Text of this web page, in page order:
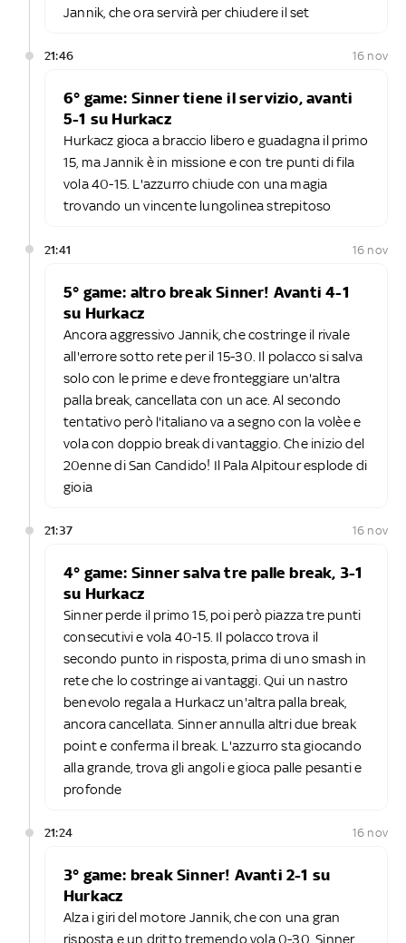
Jannik, che ora servirà per chiudere il set
21:46 16 nov
6° game: Sinner tiene il servizio, avanti
5-1 su Hurkacz
Hurkacz gioca a braccio libero e guadagna il primo
15, ma Jannik è in missione e con tre punti di fila
vola 40-15. L'azzurro chiude con una magia
trovando un vincente lungolinea strepitoso
21:41 16 nov
5° game: altro break Sinner! Avanti 4-1
su Hurkacz
Ancora aggressivo Jannik, che costringe il rivale
all'errore sotto rete per il 15-30. Il polacco si salva
solo con le prime e deve fronteggiare un'altra
palla break, cancellata con un ace. Al secondo
tentativo però l'italiano va a segno con la volèe e
vola con doppio break di vantaggio. Che inizio del
20enne di San Candido! Il Pala Alpitour esplode di
gioia
21:37 16 nov
4° game: Sinner salva tre palle break, 3-1
su Hurkacz
Sinner perde il primo 15, poi però piazza tre punti
consecutivi e vola 40-15. Il polacco trova il
secondo punto in risposta, prima di uno smash in
rete che lo costringe ai vantaggi. Qui un nastro
benevolo regala a Hurkacz un'altra palla break,
ancora cancellata. Sinner annulla altri due break
point e conferma il break. L'azzurro sta giocando
alla grande, trova gli angoli e gioca palle pesanti e
profonde
21:24 16 nov
3° game: break Sinner! Avanti 2-1 su
Hurkacz
Alza i giri del motore Jannik, che con una gran
risposta e un dritto tremendo vola 0-30. Sinner